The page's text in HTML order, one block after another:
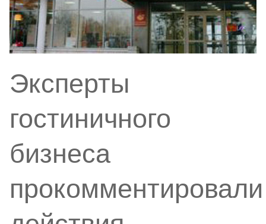
Эксперты
гостиничного
бизнеса
прокомментировали